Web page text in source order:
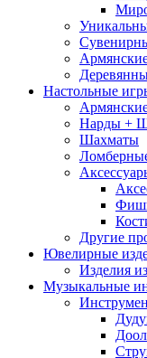
Настольные
Нарды +
Шахматы
Другие
Ювелирные
Изделия
Музыкальные
Доол